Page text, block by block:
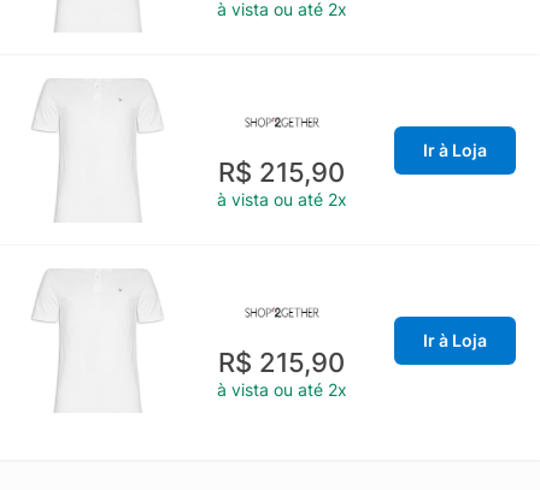
à vista ou até 2x
R$ 215,90
à vista ou até 2x
Ir à Loja
R$ 215,90
à vista ou até 2x
Ir à Loja